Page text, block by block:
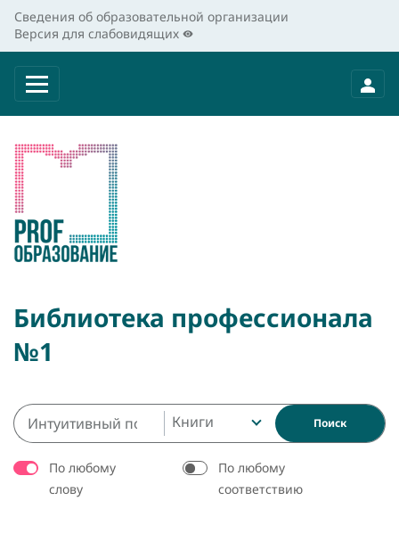
Сведения об образовательной организации
Версия для слабовидящих
Библиотека профессионала
№1
Книги Поиск
По любому
слову
По любому
соответствию